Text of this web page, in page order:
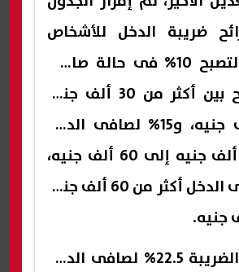
ضريبة الدخل للأشخاص
الطبيعيين، لتصبح 10% فى حالة صافى
الدخل يتراوح بين أكثر من 30 ألف جنيه
إلى 45 ألف جنيه، و15% لصافى الدخل
أكثر من 45 ألف جنيه إلى 60 ألف جنيه،
و20% لصافى الدخل أكثر من 60 ألف جنيه
ويبلغ سعر الضريبة 22.5% لصافى الدخل